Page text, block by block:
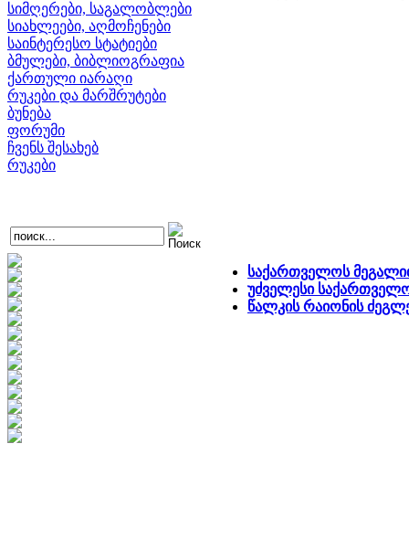
სიმღერები, საგალობლები
სიახლეები, აღმოჩენები
საინტერესო სტატიები
ბმულები, ბიბლიოგრაფია
ქართული იარაღი
რუკები და მარშრუტები
ბუნება
ფორუმი
ჩვენს შესახებ
რუკები
საქართველოს
უძველესი
წალკის რაიონის